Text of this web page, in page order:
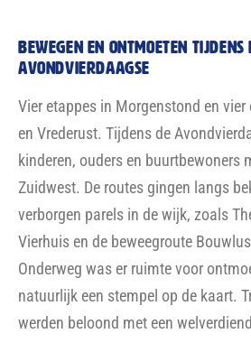
BEWEGEN EN ONTMOETEN TIJDENS
AVONDVIERDAAGSE
Vier etappes in Morgenstond en
en Vrederust. Tijdens de
kinderen, ouders en buurtbewoners
Zuidwest. De routes gingen langs
verborgen parels in de wijk, zoals
Vierhuis en de beweegroute
Onderweg was er ruimte voor
natuurlijk een stempel op de kaart.
werden beloond met een